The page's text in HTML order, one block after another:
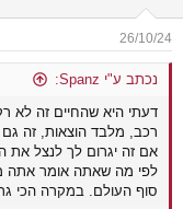
s
:
26/10/24
נכתב ע"י Spanz:
דעתי היא שהחיים זה לא
רכב, מלבד הוצאות, זה גם
אם זה יגרום לך לנצל את
לפי מה שאתה אומר אתה
סוף העולם. במקרה הכי